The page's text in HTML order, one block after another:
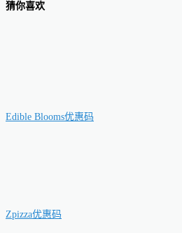
猜你喜欢
Edible Blooms优惠码
Zpizza优惠码